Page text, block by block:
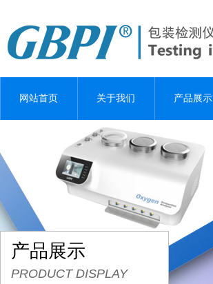
网站首页 关于我们 产品展示
产品展示
PRODUCT DISPLAY